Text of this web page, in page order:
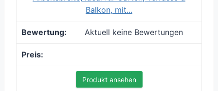
Balkon, mit...
Aktuell keine Bewertungen
Produkt ansehen